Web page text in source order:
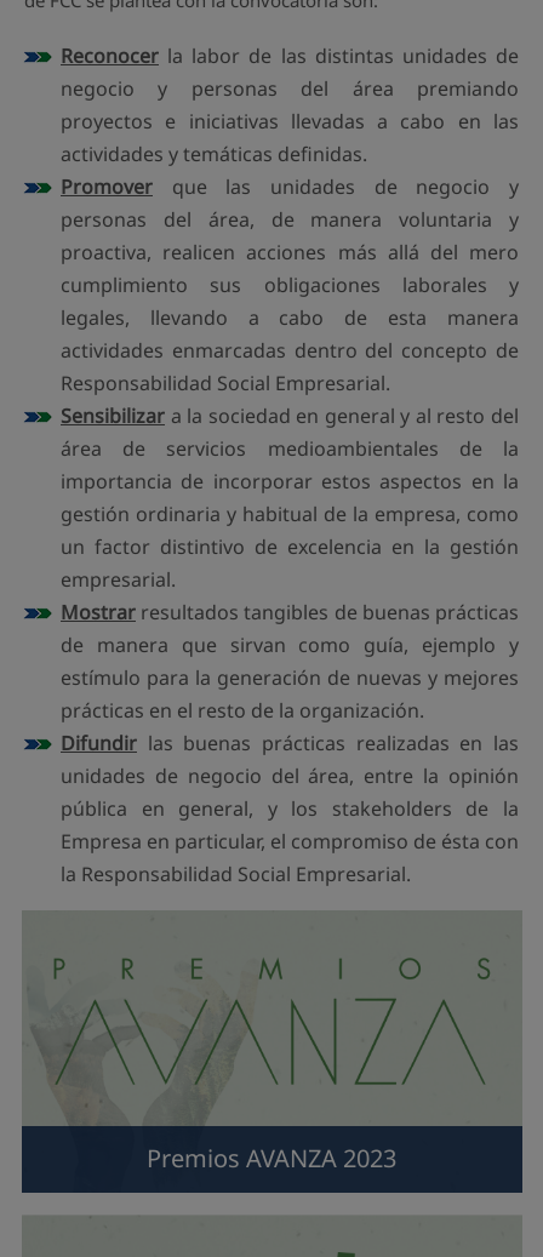
Reconocer la labor de las distintas unidades de
negocio y personas del área premiando
proyectos e iniciativas llevadas a cabo en las
actividades y temáticas definidas.
Promover que las unidades de negocio y
personas del área, de manera voluntaria y
proactiva, realicen acciones más allá del mero
cumplimiento sus obligaciones laborales y
legales, llevando a cabo de esta manera
actividades enmarcadas dentro del concepto de
Responsabilidad Social Empresarial.
Sensibilizar a la sociedad en general y al resto del
área de servicios medioambientales de la
importancia de incorporar estos aspectos en la
gestión ordinaria y habitual de la empresa, como
un factor distintivo de excelencia en la gestión
empresarial.
Mostrar resultados tangibles de buenas prácticas
de manera que sirvan como guía, ejemplo y
estímulo para la generación de nuevas y mejores
prácticas en el resto de la organización.
Difundir las buenas prácticas realizadas en las
unidades de negocio del área, entre la opinión
pública en general, y los stakeholders de la
Empresa en particular, el compromiso de ésta con
la Responsabilidad Social Empresarial.
Premios AVANZA 2023